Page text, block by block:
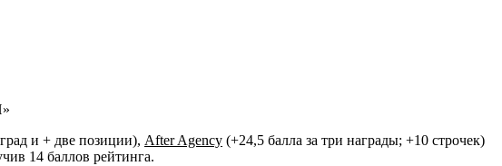
и + две позиции), After Agency (+24,5 балла за три награды; +10 строчек)
14 баллов рейтинга.